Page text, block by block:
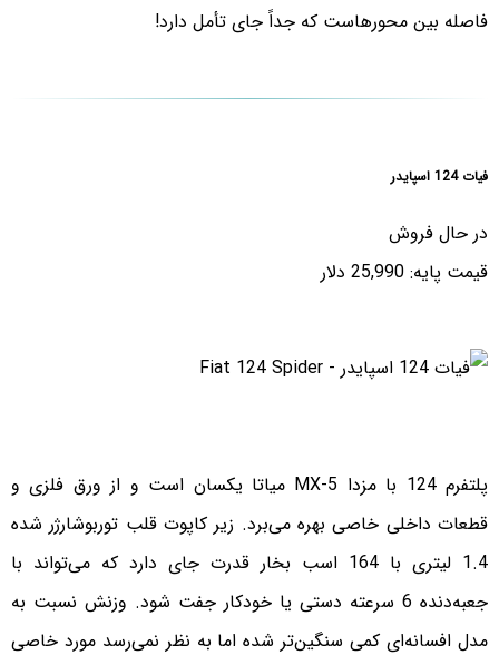
فاصله بین محورهاست که جداً جای تأمل دارد!
فیات 124 اسپایدر
در حال فروش
قیمت پایه: 25,990 دلار
پلتفرم 124 با مزدا MX-5 میاتا یکسان است و از ورق فلزی و
قطعات داخلی خاصی بهره می‌برد. زیر کاپوت قلب توربوشارژر شده
1.4 لیتری با 164 اسب بخار قدرت جای دارد که می‌تواند با
جعبه‌دنده 6 سرعته دستی یا خودکار جفت شود. وزنش نسبت به
مدل افسانه‌ای کمی سنگین‌تر شده اما به نظر نمی‌رسد مورد خاصی